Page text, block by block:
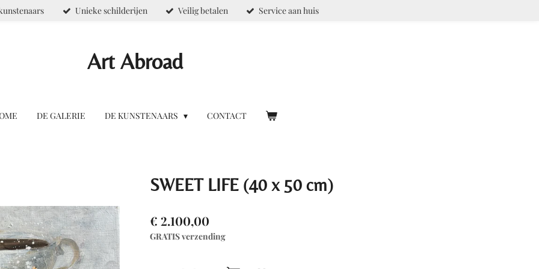
Unieke schilderijen Veilig betalen Service aan huis
Art Abroad
DE GALERIE DE KUNSTENAARS CONTACT
SWEET LIFE (40 x 50 cm)
€ 2.100,00
GRATIS verzending